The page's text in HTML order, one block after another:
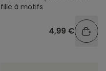
fille à motifs
4,99 €